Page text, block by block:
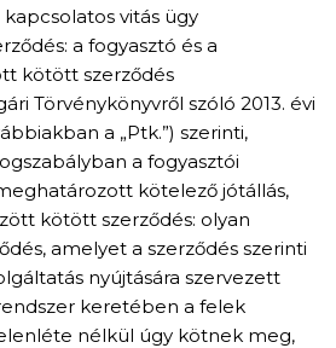
vitás ügy
a fogyasztó és a
kötött szerződés
Törvénykönyvről szóló 2013. évi
a „Ptk.”) szerinti,
a fogyasztói
kötelező jótállás,
kötött szerződés: olyan
amelyet a szerződés szerinti
nyújtására szervezett
keretében a felek
nélkül úgy kötnek meg,